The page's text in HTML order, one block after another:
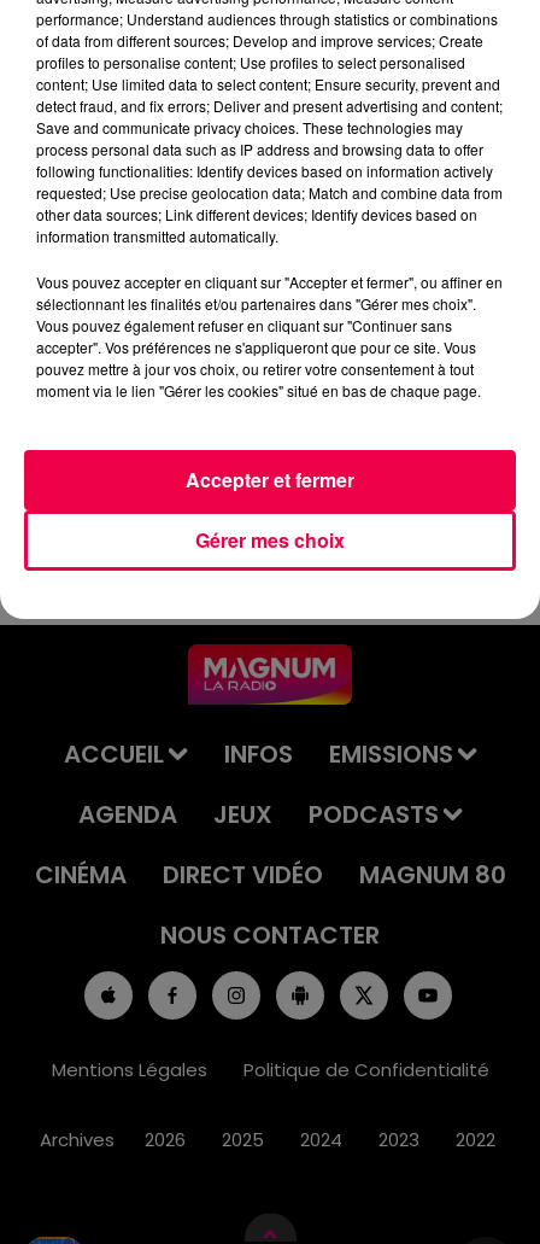
flash info Zoé Thomas
Zoé Thomas
Le flash de 12h
0:00 5 min 38 sec
1er juin 2026 - 5 min 38 sec
LUNDI MATIN - 01 JUIN
ACCUEIL INFOS
EMISSIONS
AGENDA
JEUX
PODCASTS
CINÉMA
DIRECT VIDÉO
MAGNUM 80
NOUS CONTACTER
Mentions Légales Politique de Confidentialité
Archives 2026 2025 2024 2023 2022
performance; Understand audiences through statistics or combinations
of data from different sources; Develop and improve services; Create
profiles to personalise content; Use profiles to select personalised
content; Use limited data to select content; Ensure security, prevent and
detect fraud, and fix errors; Deliver and present advertising and content;
Save and communicate privacy choices. These technologies may
process personal data such as IP address and browsing data to offer
following functionalities: Identify devices based on information actively
requested; Use precise geolocation data; Match and combine data from
other data sources; Link different devices; Identify devices based on
information transmitted automatically.
Vous pouvez accepter en cliquant sur "Accepter et fermer", ou affiner en
sélectionnant les finalités et/ou partenaires dans "Gérer mes choix".
Vous pouvez également refuser en cliquant sur "Continuer sans
accepter". Vos préférences ne s'appliqueront que pour ce site. Vous
pouvez mettre à jour vos choix, ou retirer votre consentement à tout
moment via le lien "Gérer les cookies" situé en bas de chaque page.
Gérer mes choix
Accepter et fermer